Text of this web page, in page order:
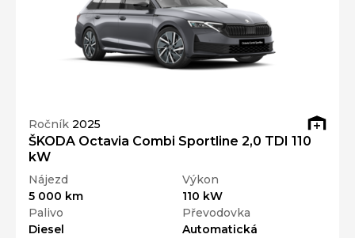
Ročník 2025
ŠKODA Octavia Combi Sportline 2,0 TDI 110
kW
Nájezd
5 000 km
Výkon
110 kW
Palivo
Diesel
Převodovka
Automatická